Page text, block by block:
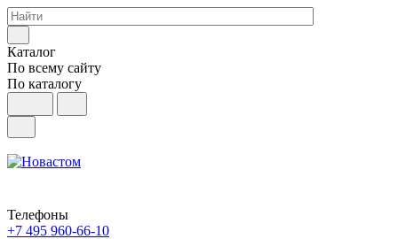
Каталог
По всему сайту
По каталогу
Телефоны
+7 495 960-66-10